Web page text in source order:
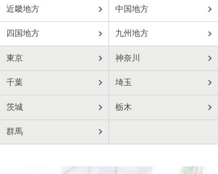
近畿地方 中国地方
四国地方 九州地方
東京 神奈川
千葉 埼玉
茨城 栃木
群馬